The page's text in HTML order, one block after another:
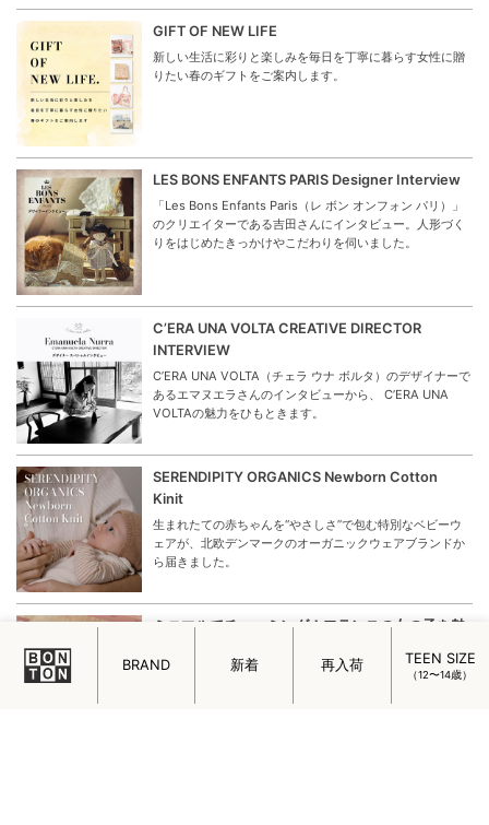
GIFT OF NEW LIFE
新しい生活に彩りと楽しみを毎日を丁寧に暮らす女性に贈
りたい春のギフトをご案内します。
LES BONS ENFANTS PARIS Designer Interview
「Les Bons Enfants Paris（レ ボン オンフォン パリ）」
のクリエイターである吉田さんにインタビュー。人形づく
りをはじめたきっかけやこだわりを伺いました。
C’ERA UNA VOLTA CREATIVE DIRECTOR
INTERVIEW
C’ERA UNA VOLTA（チェラ ウナ ボルタ）のデザイナーで
あるエマヌエラさんのインタビューから、 C’ERA UNA
VOLTAの魅力をひもときます。
SERENDIPITY ORGANICS Newborn Cotton
Kinit
生まれたての赤ちゃんを“やさしさ”で包む特別なベビーウ
ェアが、北欧デンマークのオーガニックウェアブランドか
ら届きました。
ミニマルでチャーミング！フランスの女の子を魅
フランスの女の子を魅了するメイド・イン・パリのアクセ
BRAND 新着 再入荷 TEEN SIZE
（12〜14歳）